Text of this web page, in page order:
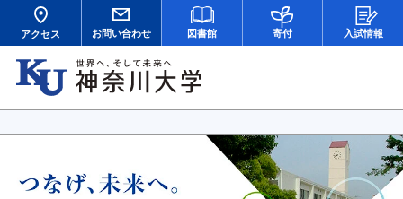
アクセス お問い合わせ 図書館 寄付 入試情報